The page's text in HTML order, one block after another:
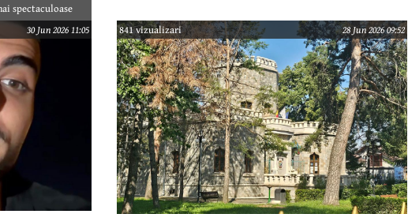
spectaculoase
Taberei de Creație și Re-Creație – Ediția a XVIII-a
„Bușteni – Poarta Bucegilor”, desfășurată în
perioada 29 iunie – 4 iulie 2026.
30 Jun 2026 11:05 841 vizualizari 28 Jun 2026 09:52